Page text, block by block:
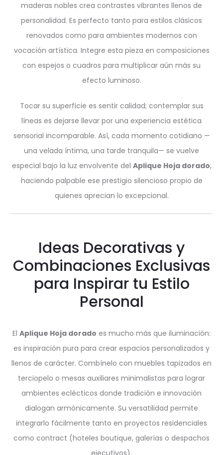
maderas nobles crea contrastes vibrantes llenos de
personalidad. Es perfecto tanto para estilos clásicos
renovados como para ambientes modernos con
vocación artística. Integre esta pieza en composiciones
con espejos o cuadros para multiplicar aún más su
efecto luminoso.
Tocar su superficie es sentir calidad; contemplar sus
líneas es dejarse llevar por una experiencia estética
sensorial incomparable. Así, cada momento cotidiano —
una velada íntima, una tarde tranquila— se vuelve
especial bajo la luz envolvente del Aplique Hoja dorado,
haciendo palpable ese prestigio silencioso propio de
quienes aprecian lo excepcional.
Ideas Decorativas y
Combinaciones Exclusivas
para Inspirar tu Estilo
Personal
El Aplique Hoja dorado es mucho más que iluminación:
es inspiración pura para crear espacios personalizados y
llenos de carácter. Combínelo con muebles tapizados en
terciopelo o mesas auxiliares minimalistas para lograr
ambientes eclécticos donde tradición e innovación
dialogan armónicamente. Su versatilidad permite
integrarlo fácilmente tanto en proyectos residenciales
como contract (hoteles boutique, galerías o despachos